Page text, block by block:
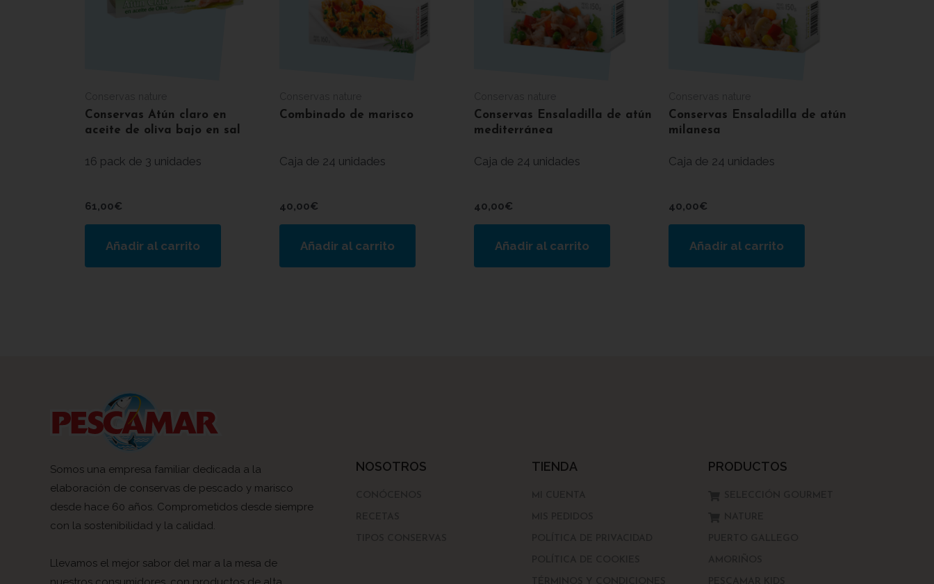
Conservas Atún claro en
aceite de oliva bajo en sal
16 pack de 3 unidades
61,00€
Añadir al carrito
Combinado de marisco
Caja de 24 unidades
40,00€
Añadir al carrito
Conservas Ensaladilla de atún
mediterránea
Caja de 24 unidades
40,00€
Añadir al carrito
Conservas Ensaladilla de atún
milanesa
Caja de 24 unidades
40,00€
Añadir al carrito
Somos una empresa familiar dedicada a la
elaboración de conservas de pescado y marisco
desde hace 60 años. Comprometidos desde siempre
con la sostenibilidad y la calidad.
Llevamos el mejor sabor del mar a la mesa de
NOSOTROS TIENDA PRODUCTOS